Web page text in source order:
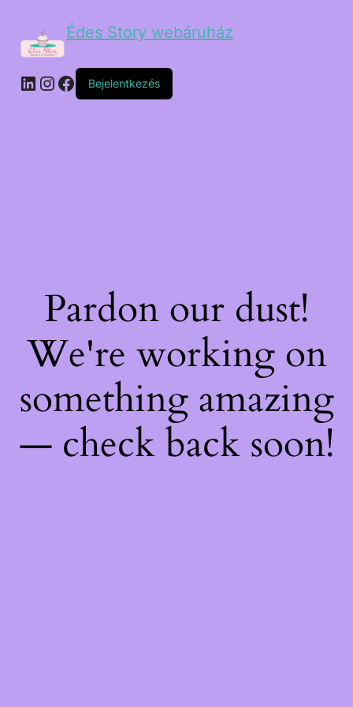
Édes Story webáruház
Bejelentkezés
Pardon our dust!
We're working on
something amazing
— check back soon!